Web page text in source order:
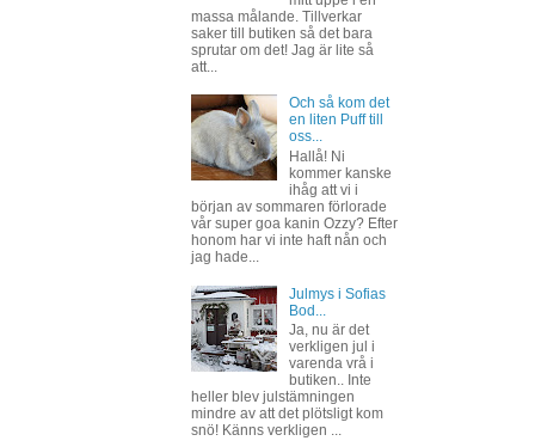
massa målande. Tillverkar
saker till butiken så det bara
sprutar om det! Jag är lite så
att...
Och så kom det
en liten Puff till
oss...
Hallå! Ni
kommer kanske
ihåg att vi i
början av sommaren förlorade
vår super goa kanin Ozzy? Efter
honom har vi inte haft nån och
jag hade...
Julmys i Sofias
Bod...
Ja, nu är det
verkligen jul i
varenda vrå i
butiken.. Inte
heller blev julstämningen
mindre av att det plötsligt kom
snö! Känns verkligen ...